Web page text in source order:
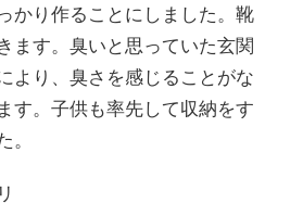
かり作ることにしました。靴
ます。臭いと思っていた玄関
より、臭さを感じることがな
す。子供も率先して収納をす